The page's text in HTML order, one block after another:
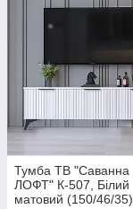
Тумба ТВ "Саванна
ЛОФТ" К-507, Білий
матовий (150/46/